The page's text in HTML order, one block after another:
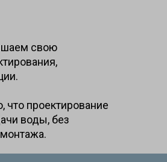
свою
проектирование
воды, без